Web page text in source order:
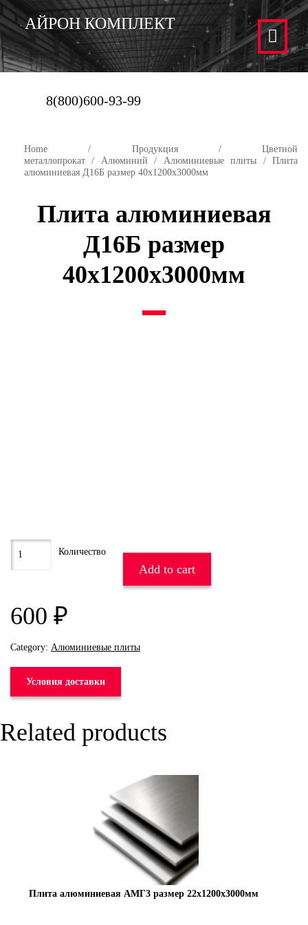
АЙРОН КОМПЛЕКТ
8(800)600-93-99
Home / Продукция/ Цветной
металлопрокат / Алюминий / Алюминиевые плиты / Плита
алюминиевая Д16Б размер 40х1200х3000мм
Плита алюминиевая
Д16Б размер
40х1200х3000мм
600 ₽
Add to cart
Category: Алюминиевые плиты
Условия доставки
Related products
Плита алюминиевая АМГ3 размер 22х1200х3000мм